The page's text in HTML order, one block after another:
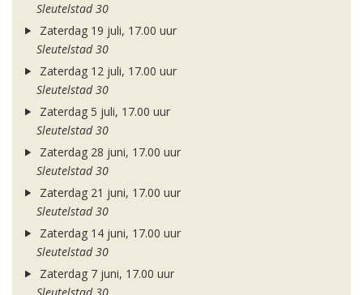
Sleutelstad 30
Zaterdag 19 juli, 17.00 uur
Sleutelstad 30
Zaterdag 12 juli, 17.00 uur
Sleutelstad 30
Zaterdag 5 juli, 17.00 uur
Sleutelstad 30
Zaterdag 28 juni, 17.00 uur
Sleutelstad 30
Zaterdag 21 juni, 17.00 uur
Sleutelstad 30
Zaterdag 14 juni, 17.00 uur
Sleutelstad 30
Zaterdag 7 juni, 17.00 uur